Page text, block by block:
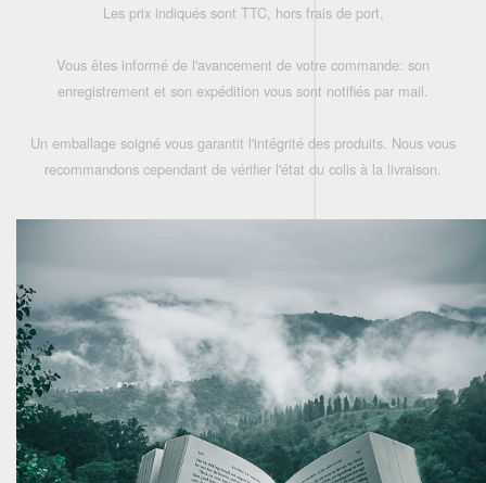
Les prix indiqués sont TTC, hors frais de port,
Vous êtes informé de l'avancement de votre commande: son
enregistrement et son expédition vous sont notifiés par mail.
Un emballage soigné vous garantit l'intégrité des produits. Nous vous
recommandons cependant de vérifier l'état du colis à la livraison.